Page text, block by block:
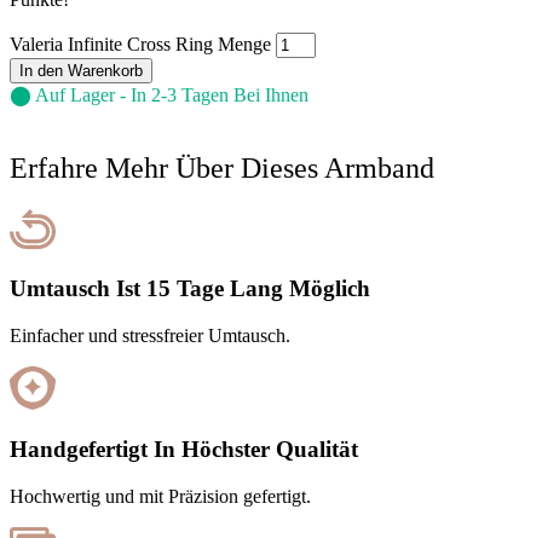
Valeria Infinite Cross Ring Menge
In den Warenkorb
⬤ Auf Lager - In 2-3 Tagen Bei Ihnen
Erfahre Mehr Über Dieses Armband
Umtausch Ist 15 Tage Lang Möglich
Einfacher und stressfreier Umtausch.
Handgefertigt In Höchster Qualität
Hochwertig und mit Präzision gefertigt.